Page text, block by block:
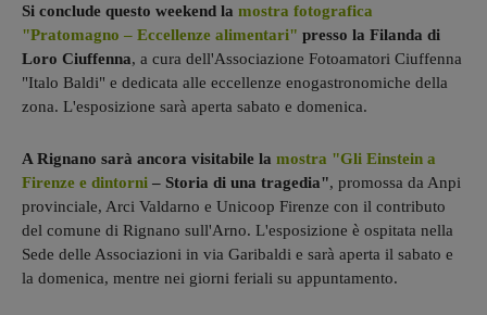
Si conclude questo weekend la mostra fotografica
"Pratomagno – Eccellenze alimentari" presso la Filanda di
Loro Ciuffenna, a cura dell'Associazione Fotoamatori Ciuffenna
"Italo Baldi" e dedicata alle eccellenze enogastronomiche della
zona. L'esposizione sarà aperta sabato e domenica.
A Rignano sarà ancora visitabile la mostra "Gli Einstein a
Firenze e dintorni – Storia di una tragedia", promossa da Anpi
provinciale, Arci Valdarno e Unicoop Firenze con il contributo
del comune di Rignano sull'Arno. L'esposizione è ospitata nella
Sede delle Associazioni in via Garibaldi e sarà aperta il sabato e
la domenica, mentre nei giorni feriali su appuntamento.